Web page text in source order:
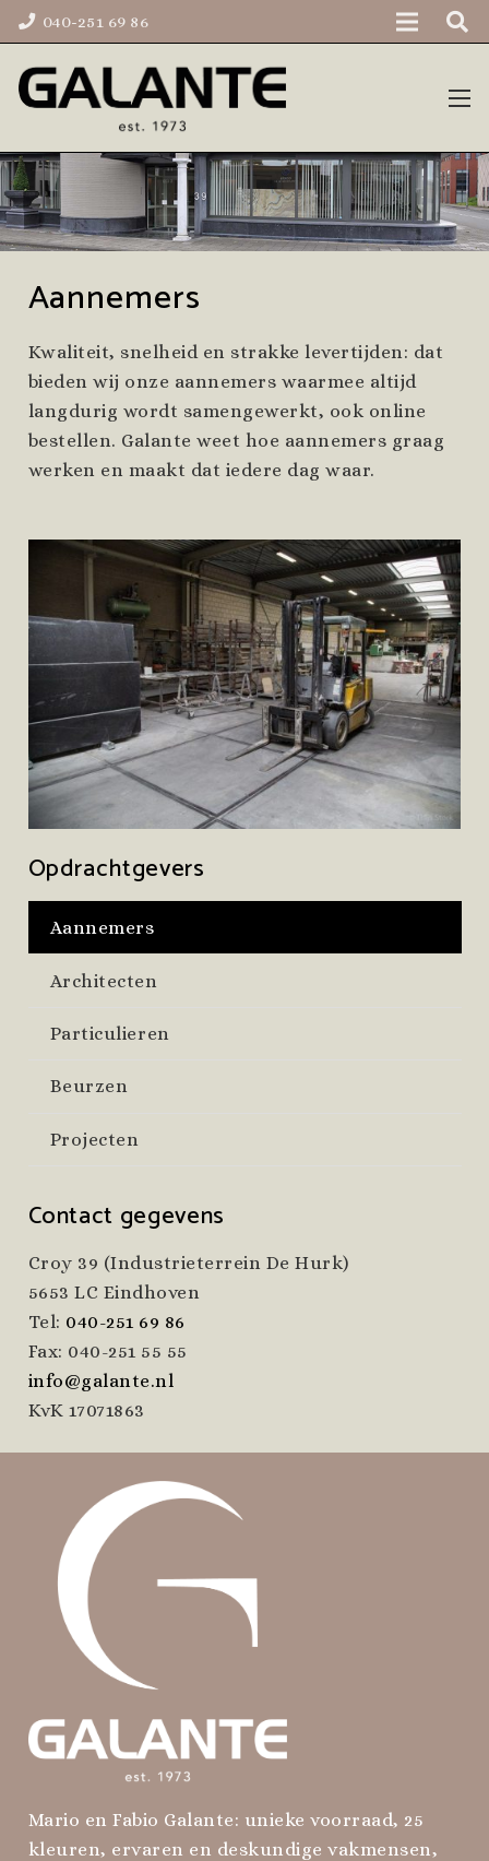
040-251 69 86
Aannemers
Kwaliteit, snelheid en strakke levertijden: dat
bieden wij onze aannemers waarmee altijd
langdurig wordt samengewerkt, ook online
bestellen. Galante weet hoe aannemers graag
werken en maakt dat iedere dag waar.
Opdrachtgevers
Aannemers
Architecten
Particulieren
Beurzen
Projecten
Contact gegevens
Croy 39 (Industrieterrein De Hurk)
5653 LC Eindhoven
Tel: 040-251 69 86
Fax: 040-251 55 55
info@galante.nl
KvK 17071863
Mario en Fabio Galante: unieke voorraad, 25
kleuren, ervaren en deskundige vakmensen,